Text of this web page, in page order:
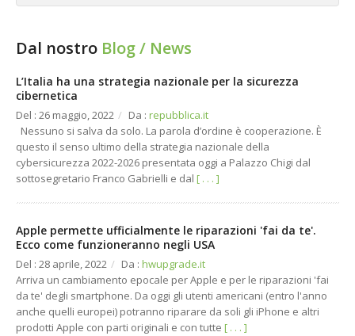
Siti WEB
Realtà Aumentata
E-Commerce B2C / B2B
CRM / Intranet / SW
Grafica
Hosting
Cloud
Dal nostro Blog / News
L’Italia ha una strategia nazionale per la sicurezza
cibernetica
Del : 26 maggio, 2022 / Da : repubblica.it
Nessuno si salva da solo. La parola d’ordine è cooperazione. È
questo il senso ultimo della strategia nazionale della
cybersicurezza 2022-2026 presentata oggi a Palazzo Chigi dal
sottosegretario Franco Gabrielli e dal [ . . . ]
Apple permette ufficialmente le riparazioni 'fai da te'.
Ecco come funzioneranno negli USA
Del : 28 aprile, 2022 / Da : hwupgrade.it
Arriva un cambiamento epocale per Apple e per le riparazioni 'fai
da te' degli smartphone. Da oggi gli utenti americani (entro l'anno
anche quelli europei) potranno riparare da soli gli iPhone e altri
prodotti Apple con parti originali e con tutte [ . . . ]